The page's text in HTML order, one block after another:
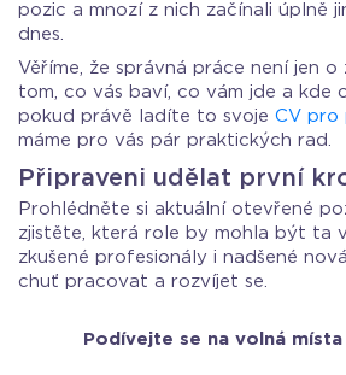
pozic a mnozí z nich začínali úplně
dnes.
Věříme, že správná práce není jen o
tom, co vás baví, co vám jde a kde
pokud právě ladíte to svoje CV pro
máme pro vás pár praktických rad.
Připraveni udělat první
Prohlédněte si aktuální otevřené
zjistěte, která role by mohla být ta
zkušené profesionály i nadšené
chuť pracovat a rozvíjet se.
Podívejte se na volná